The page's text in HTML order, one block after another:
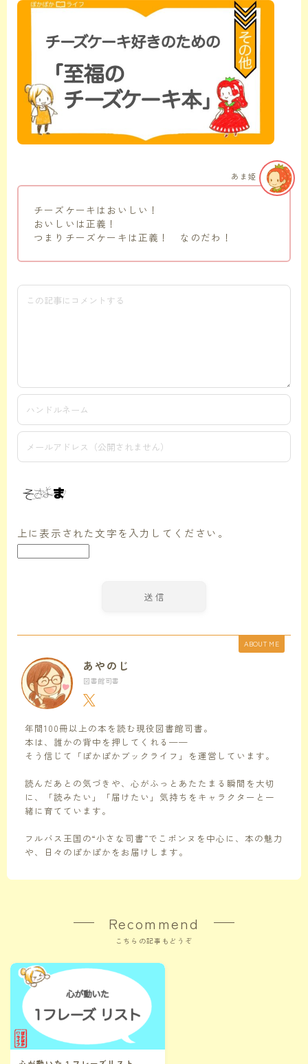
チーズケーキはおいしい！
おいしいは正義！
つまりチーズケーキは正義！ なのだわ！
あま姫
上に表示された文字を入力してください。
ABOUT ME
あやのじ
図書館司書
年間100冊以上の本を読む現役図書館司書。
本は、誰かの背中を押してくれる——
そう信じて「ぽかぽかブックライフ」を運営しています。
読んだあとの気づきや、心がふっとあたたまる瞬間を大切
に、「読みたい」「届けたい」気持ちをキャラクターと一
緒に育てています。
フルバス王国の“小さな司書”でこポンヌを中心に、本の魅力
や、日々のぽかぽかをお届けします。
Recommend
こちらの記事もどうぞ